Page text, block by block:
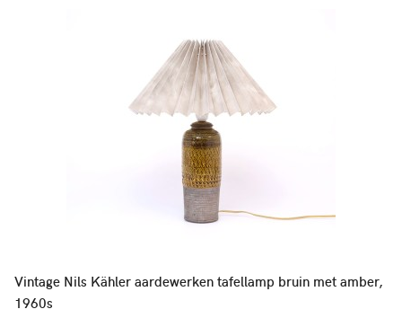
Vintage Nils Kähler aardewerken tafellamp bruin met amber,
1960s